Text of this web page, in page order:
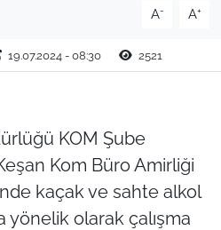
A- A+
19.07.2024 - 08:30 2521
KOM Şube
Kom Büro Amirliği
kaçak ve sahte alkol
yönelik olarak çalışma